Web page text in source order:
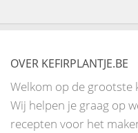
OVER KEFIRPLANTJE.BE
Welkom op de grootste
Wij helpen je graag op
recepten voor het